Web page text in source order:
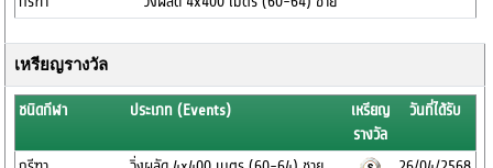
เหรียญรางวัล
ชนิดกีฬา ประเภท (Events)
เหรียญ
รางวัล
วันที่ได้รับ